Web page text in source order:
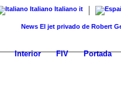
Italiano Italiano it
El jet privado de Robert Geiss:
Interior FIV Portada